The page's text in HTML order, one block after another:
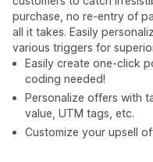
purchase, no re-entry of
all it takes. Easily
various triggers for
Easily create one-click
coding needed!
Personalize offers with
value, UTM tags, etc.
Customize your upsell